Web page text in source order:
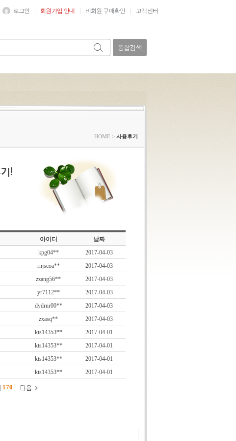
로그인 회원가입 안내 비회원 구매확인 고객센터
통합검색
HOME > 사용후기
아이디
날짜
kpg04**
2017-04-03
rnjscoa**
2017-04-03
zzang56**
2017-04-03
yr7112**
2017-04-03
dydrnr00**
2017-04-03
zxasq**
2017-04-03
kts14353**
2017-04-01
kts14353**
2017-04-01
kts14353**
2017-04-01
kts14353** 2017-04-01
170